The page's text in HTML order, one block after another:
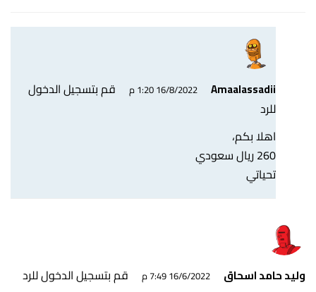
Amaalassadii 16/8/2022 1:20 م
قم بتسجيل الدخول
للرد
اهلا بكم،
260 ريال سعودي
تحياتي
وليد حامد اسحاق 16/6/2022 7:49 م
قم بتسجيل الدخول للرد